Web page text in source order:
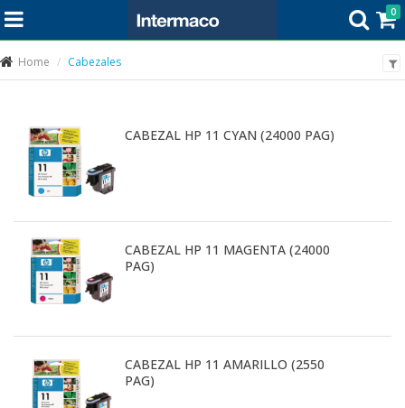
0
Home Cabezales
CABEZAL HP 11 CYAN (24000 PAG)
CABEZAL HP 11 MAGENTA (24000
PAG)
CABEZAL HP 11 AMARILLO (2550
PAG)